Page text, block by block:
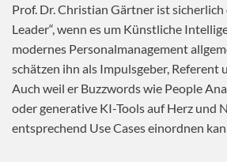
Prof. Dr. Christian Gärtner ist sicherlich
Leader“, wenn es um Künstliche
modernes Personalmanagement
schätzen ihn als Impulsgeber, Referent
Auch weil er Buzzwords wie People
oder generative KI-Tools auf Herz und
entsprechend Use Cases einordnen